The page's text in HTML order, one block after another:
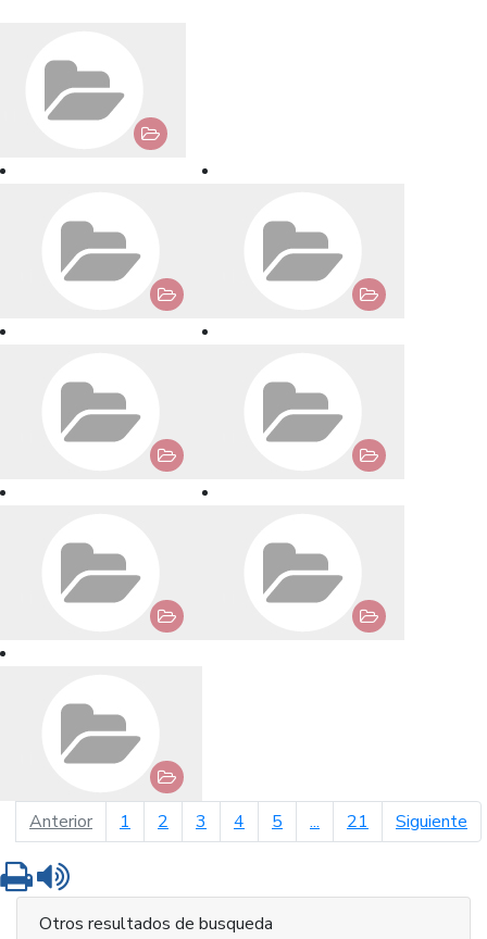
Anteriorpágina anterior
1 2 3 4 5 ... 21 Siguiente
Imprimir
Otros resultados de busqueda